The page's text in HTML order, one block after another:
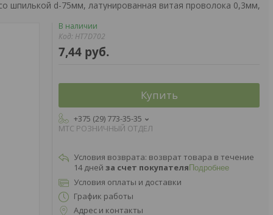
В наличии
Код: HT7D702
7,44 руб.
Купить
+375 (29) 773-35-35
МТС РОЗНИЧНЫЙ ОТДЕЛ
возврат товара в течение
14 дней за счет покупателя Подробнее
Условия оплаты и доставки
График работы
Адрес и контакты